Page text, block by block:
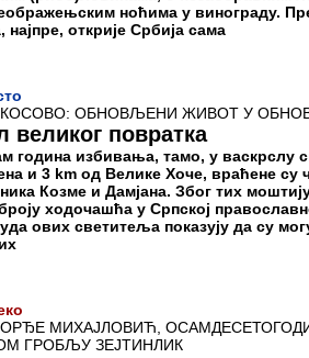
ноћима у винограду.
најпре, открије Србија сама
КОСОВО: ОБНОВЉЕНИ ЖИВОТ У
великог повратка
година избивања, тамо, у васкрслу
и 3 km од Велике Хоче, враћене
Козме и Дамјана. Због тих
ходочашћа у Српској
ових светитеља показују да су
МИХАЈЛОВИЋ,
ГРОБЉУ ЗЕЈТИНЛИК